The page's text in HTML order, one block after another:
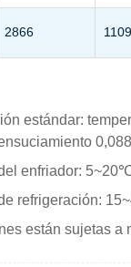
2866
estándar:
enfriador:
refrigeración:
están sujetas a